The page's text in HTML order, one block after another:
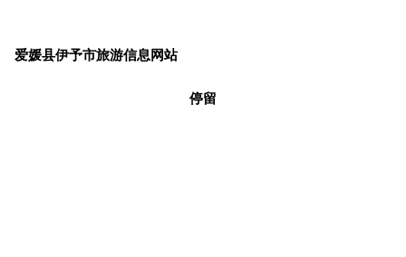
爱媛县伊予市旅游信息网站
停留